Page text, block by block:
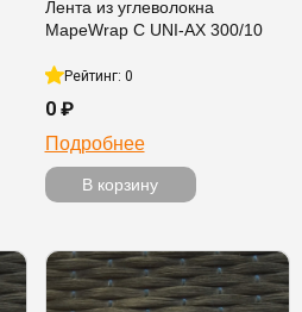
Лента из углеволокна
MapeWrap C UNI-AX 300/10
Рейтинг: 0
0 ₽
Подробнее
В корзину